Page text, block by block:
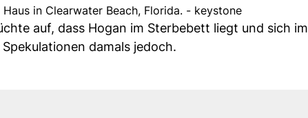
Haus in Clearwater Beach, Florida. - keystone
auf, dass Hogan im Sterbebett liegt und sich im
damals jedoch.